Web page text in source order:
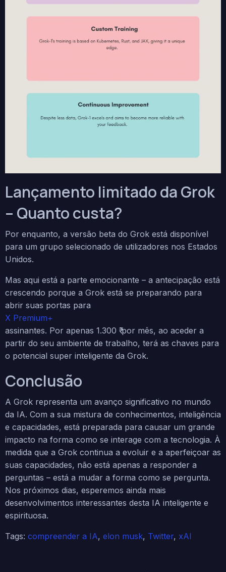
Lançamento limitado da Grok
– Quanto custa?
Por enquanto, a versão beta do Grok está disponível
para um grupo selecionado de utilizadores nos Estados
Unidos.
Mas aqui está a parte emocionante – a antecipação está
crescendo porque a Grok está se preparando para
abrir suas portas para
X Premium+
assinantes. Por apenas 1.300 ₹ por mês, ao aceder a
partir do seu ambiente de trabalho, terá as chaves para
o potencial super inteligente da Grok.
Conclusão
A Grok representa um avanço significativo no mundo
da IA. Com a sua mistura de conhecimentos, inteligência
e capacidades, está preparada para causar um grande
impacto na forma como se interage com a tecnologia. À
medida que a Grok continua a evoluir e a aperfeiçoar as
suas capacidades, não está apenas a responder a
perguntas – está a mudar a forma como se pergunta.
Nos próximos dias, esperemos ainda mais
desenvolvimentos interessantes desta IA inteligente e
espirituosa.
Tags: compreender a IA, elon musk, Twitter, xAI